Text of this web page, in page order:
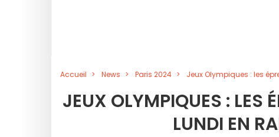
Accueil News Paris 2024 Jeux Olympiques : les
JEUX OLYMPIQUES : LES
LUNDI EN